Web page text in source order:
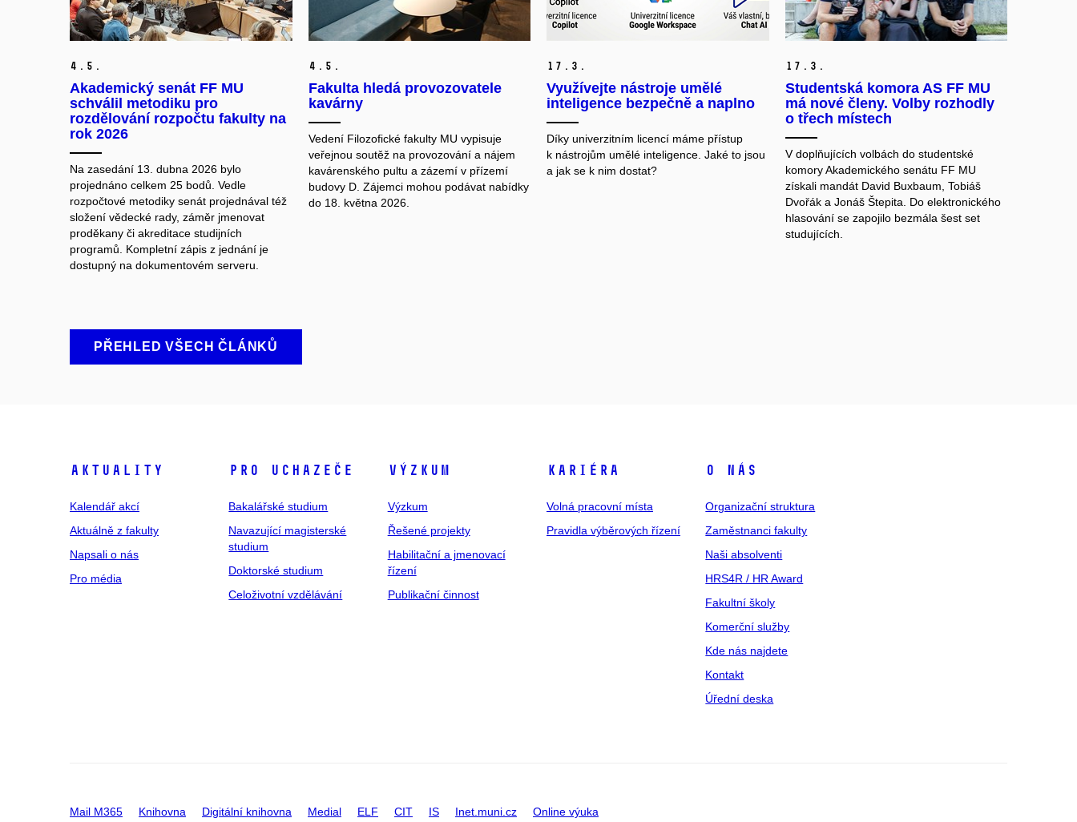
4. 5.
Akademický senát FF MU
schválil metodiku pro
rozdělování rozpočtu fakulty na
rok 2026
Na zasedání 13. dubna 2026 bylo
projednáno celkem 25 bodů. Vedle
rozpočtové metodiky senát projednával též
složení vědecké rady, záměr jmenovat
proděkany či akreditace studijních
programů. Kompletní zápis z jednání je
dostupný na dokumentovém serveru.
4. 5.
Fakulta hledá provozovatele
kavárny
Vedení Filozofické fakulty MU vypisuje
veřejnou soutěž na provozování a nájem
kavárenského pultu a zázemí v přízemí
budovy D. Zájemci mohou podávat nabídky
do 18. května 2026.
17. 3.
Využívejte nástroje umělé
inteligence bezpečně a naplno
Díky univerzitním licencí máme přístup
k nástrojům umělé inteligence. Jaké to jsou
a jak se k nim dostat?
17. 3.
Studentská komora AS FF MU
má nové členy. Volby rozhodly
o třech místech
V doplňujících volbách do studentské
komory Akademického senátu FF MU
získali mandát David Buxbaum, Tobiáš
Dvořák a Jonáš Štepita. Do elektronického
hlasování se zapojilo bezmála šest set
studujících.
PŘEHLED VŠECH ČLÁNKŮ
Aktuality
Kalendář akcí
Aktuálně z fakulty
Napsali o nás
Pro média
Pro uchazeče
Bakalářské studium
Navazující magisterské
studium
Doktorské studium
Celoživotní vzdělávání
Výzkum
Výzkum
Řešené projekty
Habilitační a jmenovací
řízení
Publikační činnost
Kariéra
Volná pracovní místa
Pravidla výběrových řízení
O nás
Organizační struktura
Zaměstnanci fakulty
Naši absolventi
HRS4R / HR Award
Fakultní školy
Komerční služby
Kde nás najdete
Kontakt
Úřední deska
Mail M365 Knihovna Digitální knihovna Medial ELF CIT IS Inet.muni.cz Online výuka